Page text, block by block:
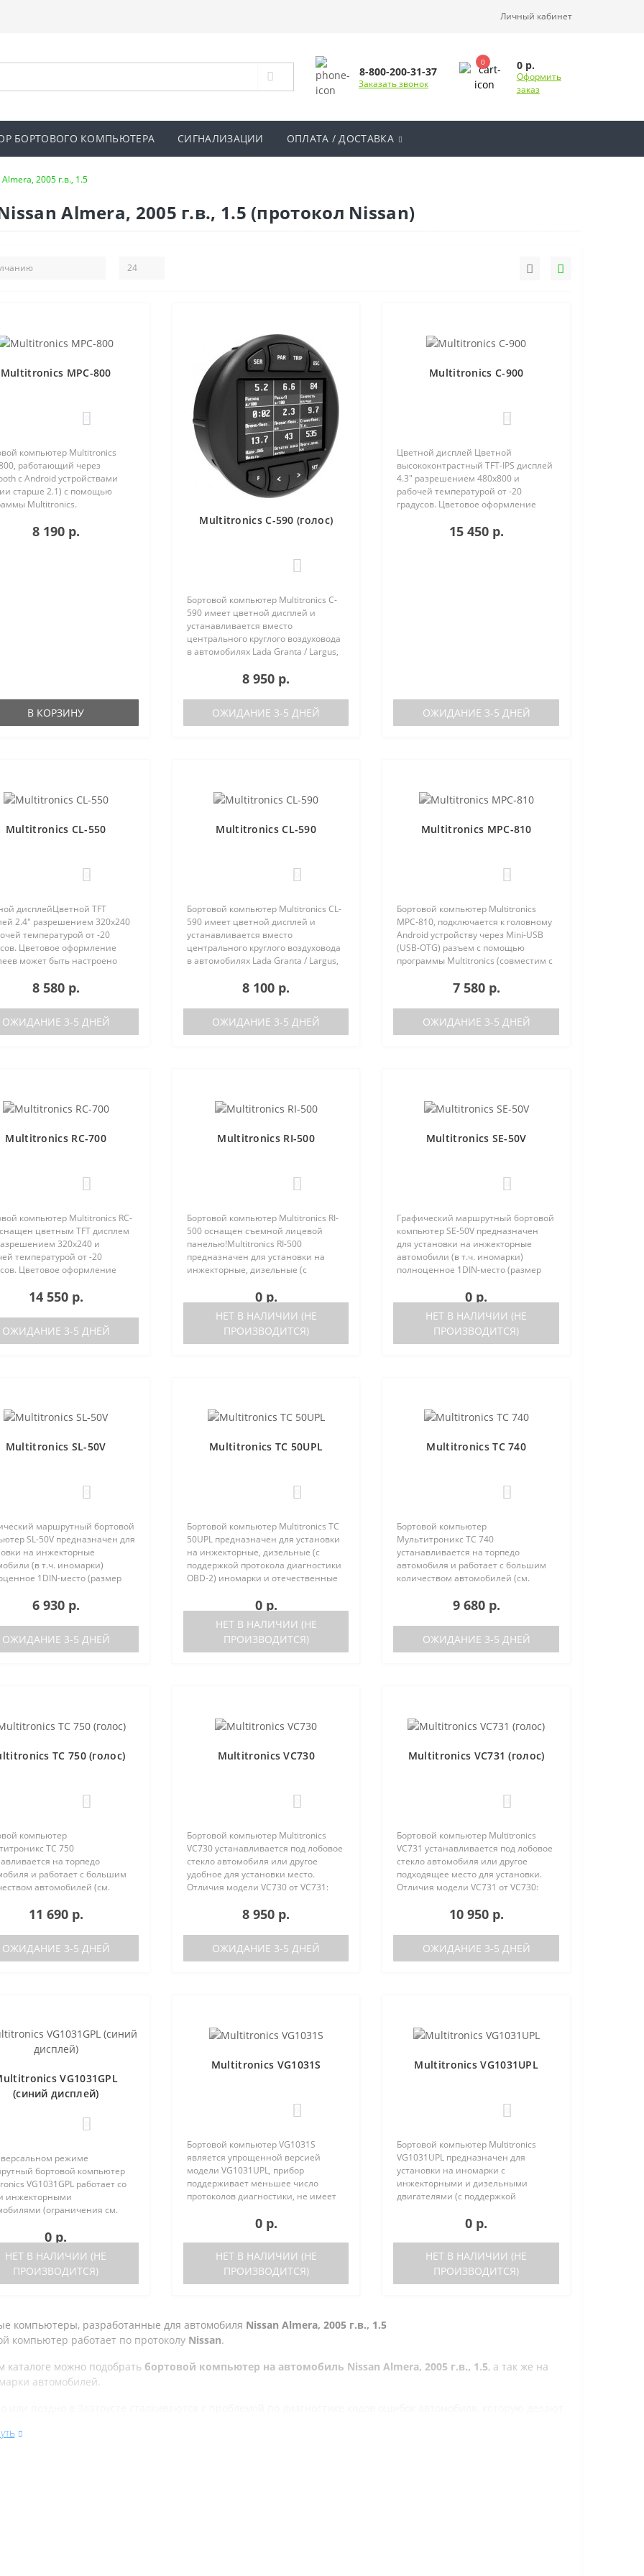
Личный кабинет
8-800-200-31-37
Заказать звонок
0 0 р.
Оформить
заказ
БОРТОВОГО КОМПЬЮТЕРА СИГНАЛИЗАЦИИ ОПЛАТА / ДОСТАВКА
2005 г.в., 1.5
Almera, 2005 г.в., 1.5 (протокол Nissan)
Multitronics MPC-800
компьютер Multitronics
работающий через
с Android устройствами
старше 2.1) с помощью
Multitronics.
с диагностическими
Автономная работа..
8 190 р.
В КОРЗИНУ
Multitronics C-590 (голос)
Бортовой компьютер Multitronics C-
590 имеет цветной дисплей и
устанавливается вместо
центрального круглого воздуховода
в автомобилях Lada Granta / Largus,
Nissan Almera, на место
центральной вставки панели
приборов ..
8 950 р.
ОЖИДАНИЕ 3-5 ДНЕЙ
Multitronics C-900
Цветной дисплей Цветной
высококонтрастный TFT-IPS дисплей
4.3" разрешением 480х800 и
рабочей температурой от -20
градусов. Цветовое оформление
пользователем индивидуально (по
15 450 р.
ОЖИДАНИЕ 3-5 ДНЕЙ
Multitronics CL-550
дисплейЦветной TFT
2.4" разрешением 320х240
температурой от -20
Цветовое оформление
может быть настроено
каналам). Четыре
цветовые
с быстрым пер..
8 580 р.
ОЖИДАНИЕ 3-5 ДНЕЙ
Multitronics CL-590
Бортовой компьютер Multitronics CL-
590 имеет цветной дисплей и
устанавливается вместо
центрального круглого воздуховода
в автомобилях Lada Granta / Largus,
Nissan Almera, на место
центральной вставки панели
приборов..
8 100 р.
ОЖИДАНИЕ 3-5 ДНЕЙ
Multitronics MPC-810
Бортовой компьютер Multitronics
MPC-810, подключается к головному
Android устройству через Mini-USB
(USB-OTG) разъем с помощью
программы Multitronics (совместим с
Multitronics MPC-810 по сравнению с
7 580 р.
ОЖИДАНИЕ 3-5 ДНЕЙ
Multitronics RC-700
компьютер Multitronics RC-
цветным TFT дисплем
320х240 и
температурой от -20
Цветовое оформление
индивидуально (по
14 550 р.
ОЖИДАНИЕ 3-5 ДНЕЙ
Multitronics RI-500
Бортовой компьютер Multitronics RI-
500 оснащен съемной лицевой
панелью!Multitronics RI-500
предназначен для установки на
инжекторные, дизельные (с
OBD-2) иномарки и отечественные
возможна ка..
0 р.
НЕТ В НАЛИЧИИ (НЕ
ПРОИЗВОДИТСЯ)
Multitronics SE-50V
Графический маршрутный бортовой
компьютер SE-50V предназначен
для установки на инжекторные
автомобили (в т.ч. иномарки)
полноценное 1DIN-место (размер
прибора возможна как с ЭБУ (список
0 р.
НЕТ В НАЛИЧИИ (НЕ
ПРОИЗВОДИТСЯ)
Multitronics SL-50V
маршрутный бортовой
SL-50V предназначен для
на инжекторные
(в т.ч. иномарки)
1DIN-место (размер
возможна как с ЭБУ (список
ЭБУ предст..
6 930 р.
ОЖИДАНИЕ 3-5 ДНЕЙ
Multitronics TC 50UPL
Бортовой компьютер Multitronics TC
50UPL предназначен для установки
на инжекторные, дизельные (с
поддержкой протокола диагностики
OBD-2) иномарки и отечественные
возможна как с блоками управления
0 р.
НЕТ В НАЛИЧИИ (НЕ
ПРОИЗВОДИТСЯ)
Multitronics TC 740
Бортовой компьютер
Мультитроникс TC 740
устанавливается на торпедо
автомобиля и работает с большим
количеством автомобилей (см.
Отличия TC 740 от модели TC 750:
отсутствие голосового синтезатора
(модель TC 750 с го..
9 680 р.
ОЖИДАНИЕ 3-5 ДНЕЙ
TC 750 (голос)
компьютер
TC 750
на торпедо
и работает с большим
автомобилей (см.
TC 740 от модели TC 750:
голосового синтезатора
TC 740 ..
11 690 р.
ОЖИДАНИЕ 3-5 ДНЕЙ
Multitronics VC730
Бортовой компьютер Multitronics
VC730 устанавливается под лобовое
стекло автомобиля или другое
удобное для установки место.
Отличия модели VC730 от VC731:
(модель VC731 с голосом)
поддерживаемые протоколы диаг..
8 950 р.
ОЖИДАНИЕ 3-5 ДНЕЙ
Multitronics VC731 (голос)
Бортовой компьютер Multitronics
VC731 устанавливается под лобовое
стекло автомобиля или другое
подходящее место для установки.
Отличия модели VC731 от VC730:
(модель VC730 без голоса)
10 950 р.
ОЖИДАНИЕ 3-5 ДНЕЙ
VG1031GPL
(синий дисплей)
режиме
бортовой компьютер
VG1031GPL работает со
инжекторными
(ограничения см.
поддерживает большое
Отличия р..
0 р.
НЕТ В НАЛИЧИИ (НЕ
ПРОИЗВОДИТСЯ)
Multitronics VG1031S
Бортовой компьютер VG1031S
является упрощенной версией
модели VG1031UPL, прибор
поддерживает меньшее число
протоколов диагностики, не имеет
датчика температуры. Отличия
VG1031S от VG1031UPL: отсутствует
0 р.
НЕТ В НАЛИЧИИ (НЕ
ПРОИЗВОДИТСЯ)
Multitronics VG1031UPL
Бортовой компьютер Multitronics
VG1031UPL предназначен для
установки на иномарки с
инжекторными и дизельными
двигателями (с поддержкой
отечественные автомобили. Работа
прибора возможна как с блоками
0 р.
НЕТ В НАЛИЧИИ (НЕ
ПРОИЗВОДИТСЯ)
компьютеры, разработанные для автомобиля Nissan Almera, 2005 г.в., 1.5
компьютер работает по протоколу Nissan.
каталоге можно подобрать бортовой компьютер на автомобиль Nissan Almera, 2005 г.в., 1.5, а так же на
автомобилей.
может позволить себе покупку бортового компьютера стоимостью от 6 930 р., который отлично